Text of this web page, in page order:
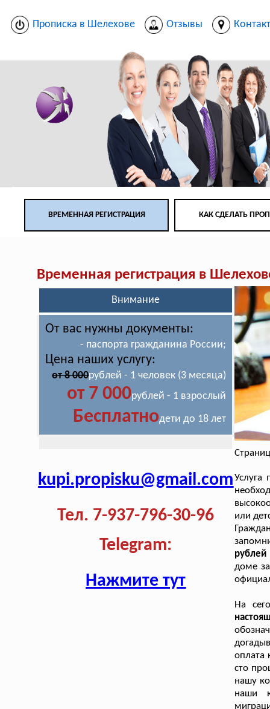
Прописка в Шелехове Отзывы
ВРЕМЕННАЯ РЕГИСТРАЦИЯ КАК СДЕЛАТЬ
Временная регистрация в
Внимание
От вас нужны документы:
- паспорта гражданина России;
Цена наших услугу:
от 8 000рублей - 1 человек (3 месяца)
от 7 000рублей - 1 взрослый
Бесплатнодети до 18 лет
kupi.propisku@gmail.com
Тел. 7-937-796-30-96
Telegram:
Нажмите тут
Услуга
или
доме
На
оплата
сто
нашу
наши